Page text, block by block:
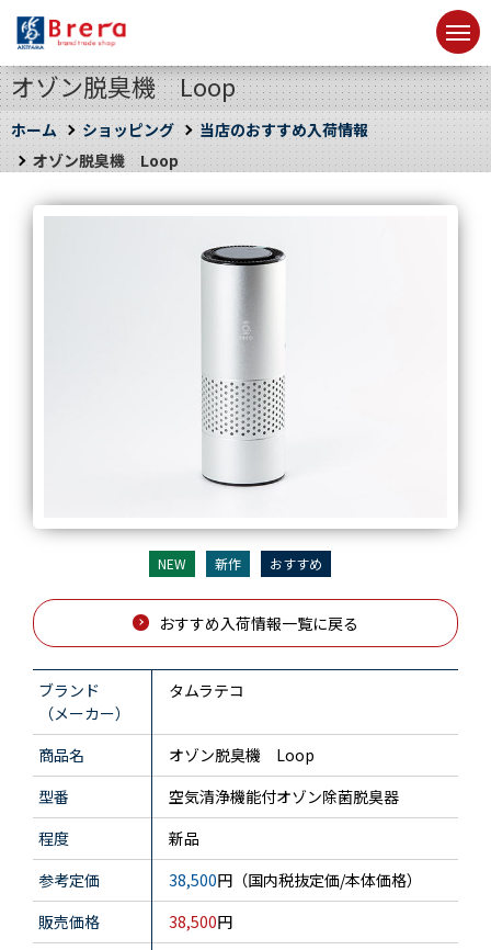
オゾン脱臭機 Loop
ホーム ショッピング
当店のおすすめ入荷情報
オゾン脱臭機 Loop
NEW 新作 おすすめ
おすすめ入荷情報一覧に戻る
ブランド
（メーカー）
タムラテコ
商品名
オゾン脱臭機 Loop
型番
空気清浄機能付オゾン除菌脱臭器
程度
新品
参考定価
38,500円（国内税抜定価/本体価格）
販売価格
38,500円